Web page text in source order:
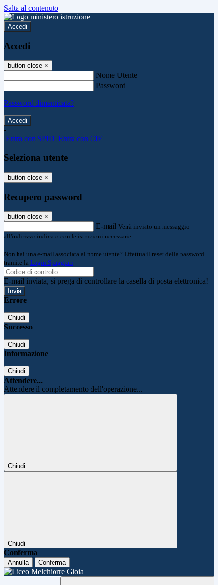
Salta al contenuto
Accedi
Accedi
button close ×
Nome Utente
Password
Password dimenticata?
-
Entra con SPID Entra con CIE
Seleziona utente
button close ×
Recupero password
button close ×
E-mail Verrà inviato un messaggio
all'indirizzo indicato con le istruzioni necessarie.
Non hai una e-mail associata al nome utente? Effettua il reset della password
tramite la Login Spaggiari
E-mail inviata, si prega di controllare la casella di posta elettronica!
Errore
Chiudi
Successo
Chiudi
Informazione
Chiudi
Attendere...
Attendere il completamento dell'operazione...
Chiudi
Chiudi
Conferma
Annulla Conferma